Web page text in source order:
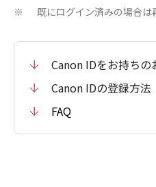
※ 既にログイン済みの場合は
Canon IDをお持ち
Canon IDの登録方法
FAQ